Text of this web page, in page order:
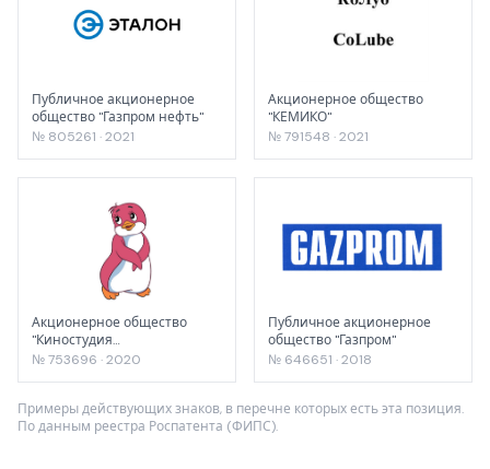
Публичное акционерное
общество "Газпром нефть"
№ 805261 · 2021
Акционерное общество
"КЕМИКО"
№ 791548 · 2021
Акционерное общество
"Киностудия
"Союзмультфильм"
№ 753696 · 2020
Публичное акционерное
общество "Газпром"
№ 646651 · 2018
Примеры действующих знаков, в перечне которых есть эта позиция.
По данным реестра Роспатента (ФИПС).